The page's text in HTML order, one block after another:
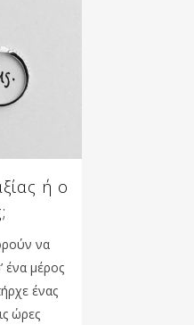
ή ο
να
ένα μέρος
ένας
ώρες